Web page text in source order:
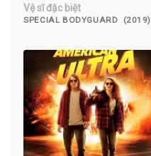
Vệ sĩ đặc biệt
SPECIAL BODYGUARD (2019)